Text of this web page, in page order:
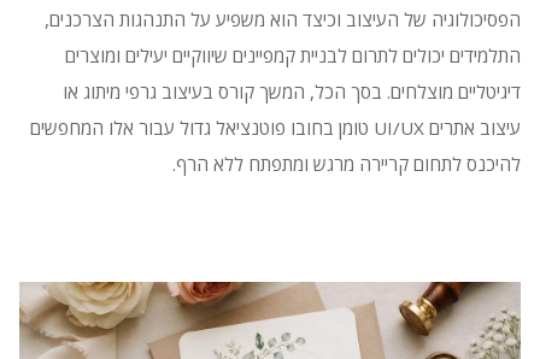
הפסיכולוגיה של העיצוב וכיצד הוא משפיע על התנהגות הצרכנים,
התלמידים יכולים לתרום לבניית קמפיינים שיווקיים יעילים ומוצרים
דיגיטליים מוצלחים. בסך הכל, המשך קורס בעיצוב גרפי מיתוג או
עיצוב אתרים UI/UX טומן בחובו פוטנציאל גדול עבור אלו המחפשים
להיכנס לתחום קריירה מרגש ומתפתח ללא הרף.